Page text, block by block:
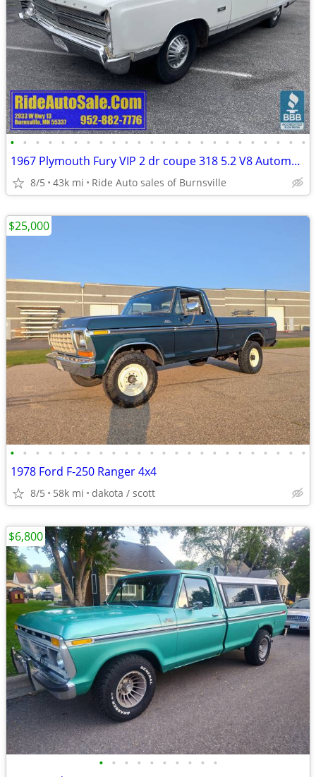
• • • • • • • • • • • • • • • • • • • • • • • •
1967 Plymouth Fury VIP 2 dr coupe 318 5.2 V8 Automatic AC RUNS GREAT!
8/5 43k mi Ride Auto sales of Burnsville
• • • • • • • • • • • • • • • • • • • • • • • •
1978 Ford F-250 Ranger 4x4
8/5 58k mi dakota / scott
$25,000
• • • • • • • • • •
$6,800